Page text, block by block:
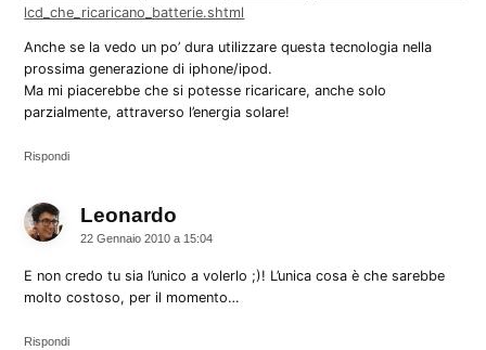
lcd_che_ricaricano_batterie.shtml
Anche se la vedo un po’ dura utilizzare questa tecnologia nella
prossima generazione di iphone/ipod.
Ma mi piacerebbe che si potesse ricaricare, anche solo
parzialmente, attraverso l’energia solare!
Rispondi
Leonardo
22 Gennaio 2010 a 15:04
E non credo tu sia l’unico a volerlo ;)! L’unica cosa è che sarebbe
molto costoso, per il momento…
Rispondi